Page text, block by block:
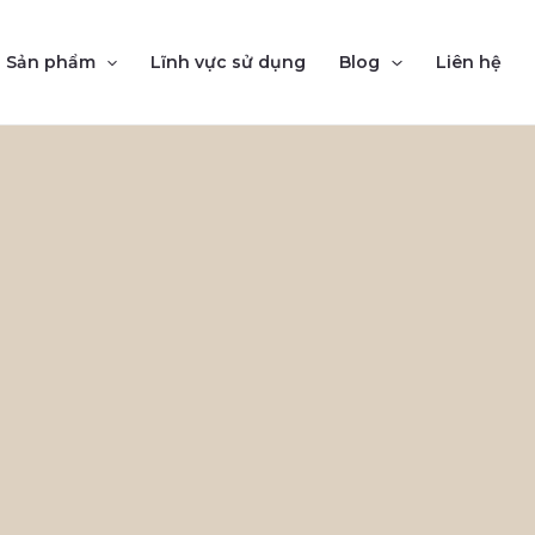
Sản phẩm Lĩnh vực sử dụng Blog Liên hệ